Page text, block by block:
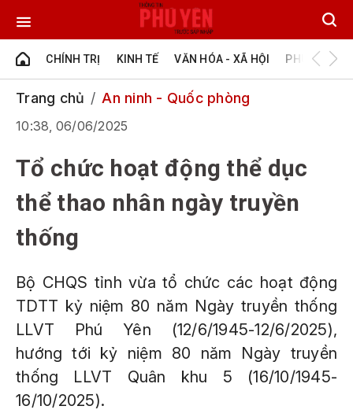
CHÍNH TRỊ KINH TẾ VĂN HÓA - XÃ HỘI PHÚ YÊN -
Trang chủ An ninh - Quốc phòng
10:38, 06/06/2025
Tổ chức hoạt động thể dục
thể thao nhân ngày truyền
thống
Bộ CHQS tỉnh vừa tổ chức các hoạt động
TDTT kỷ niệm 80 năm Ngày truyền thống
LLVT Phú Yên (12/6/1945-12/6/2025),
hướng tới kỷ niệm 80 năm Ngày truyền
thống LLVT Quân khu 5 (16/10/1945-
16/10/2025).